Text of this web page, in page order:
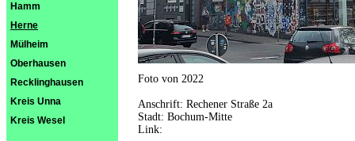
Hamm
Herne
Mülheim
Oberhausen
Recklinghausen
Kreis Unna
Kreis Wesel
Foto von 2022
Anschrift: Rechener Straße 2a
Stadt: Bochum-Mitte
Link: